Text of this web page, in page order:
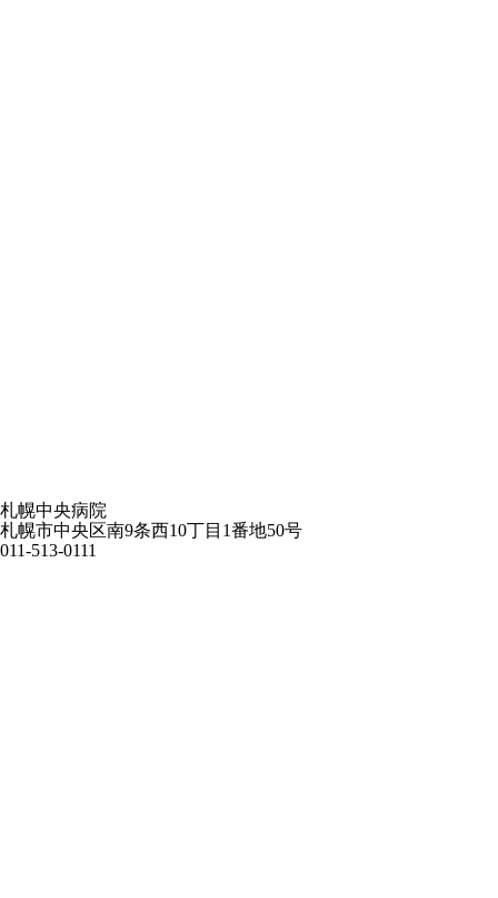
札幌中央病院
札幌市中央区南9条西10丁目1番地50号
011-513-0111